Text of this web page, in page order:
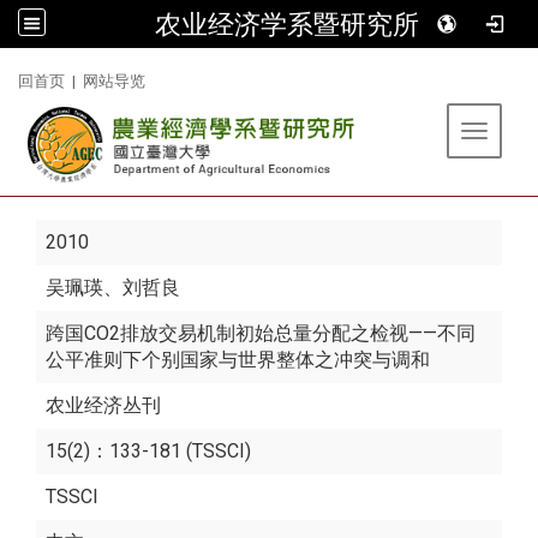
农业经济学系暨研究所
回首页 | 网站导览
Toggle
2010
吴珮瑛、刘哲良
跨国CO2排放交易机制初始总量分配之检视——不同
公平准则下个别国家与世界整体之冲突与调和
农业经济丛刊
15(2)：133-181 (TSSCI)
TSSCI